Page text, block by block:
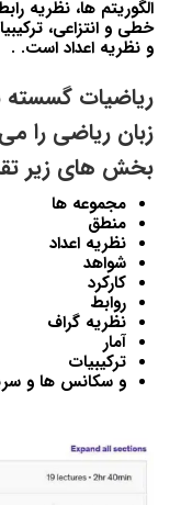
الگوریتم ها، نظریه
خطی و انتزاعی،
و نظریه اعداد است. .
ریاضیات گسسته
زبان ریاضی را
بخش های زیر
مجموعه ها
منطق
نظریه اعداد
شواهد
کارکرد
روابط
نظریه گراف
آمار
ترکیبیات
و سکانس ها و